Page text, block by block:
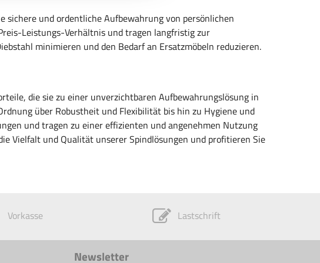
sichere und ordentliche Aufbewahrung von persönlichen
Leistungs-Verhältnis und tragen langfristig zur
minimieren und den Bedarf an Ersatzmöbeln reduzieren.
die sie zu einer unverzichtbaren Aufbewahrungslösung in
über Robustheit und Flexibilität bis hin zu Hygiene und
und tragen zu einer effizienten und angenehmen Nutzung
Vielfalt und Qualität unserer Spindlösungen und profitieren Sie
Vorkasse Lastschrift
Newsletter